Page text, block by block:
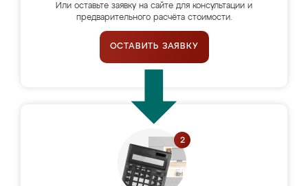
Или оставьте заявку на сайте для консультации и
предварительного расчёта стоимости.
ОСТАВИТЬ ЗАЯВКУ